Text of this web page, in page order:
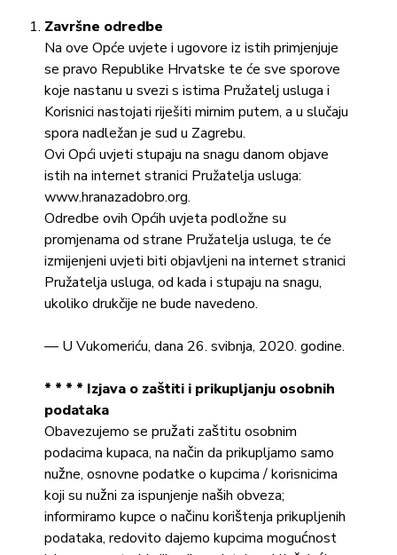
Završne odredbe
Na ove Opće uvjete i ugovore iz istih primjenjuje
se pravo Republike Hrvatske te će sve sporove
koje nastanu u svezi s istima Pružatelj usluga i
Korisnici nastojati riješiti mirnim putem, a u slučaju
spora nadležan je sud u Zagrebu.
Ovi Opći uvjeti stupaju na snagu danom objave
istih na internet stranici Pružatelja usluga:
www.hranazadobro.org.
Odredbe ovih Općih uvjeta podložne su
promjenama od strane Pružatelja usluga, te će
izmijenjeni uvjeti biti objavljeni na internet stranici
Pružatelja usluga, od kada i stupaju na snagu,
ukoliko drukčije ne bude navedeno.
— U Vukomeriću, dana 26. svibnja, 2020. godine.
* * * * Izjava o zaštiti i prikupljanju osobnih
podataka
Obavezujemo se pružati zaštitu osobnim
podacima kupaca, na način da prikupljamo samo
nužne, osnovne podatke o kupcima / korisnicima
koji su nužni za ispunjenje naših obveza;
informiramo kupce o načinu korištenja prikupljenih
podataka, redovito dajemo kupcima mogućnost